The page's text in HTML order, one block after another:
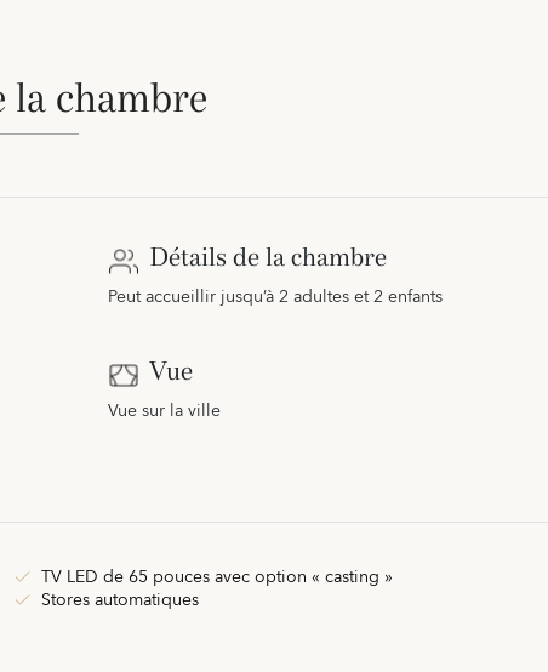
la chambre
Détails de la chambre
Peut accueillir jusqu’à 2 adultes et 2 enfants
Vue
Vue sur la ville
TV LED de 65 pouces avec option « casting »
Stores automatiques